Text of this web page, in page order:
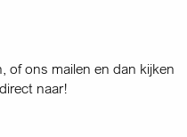
of ons mailen en dan kijken
naar!